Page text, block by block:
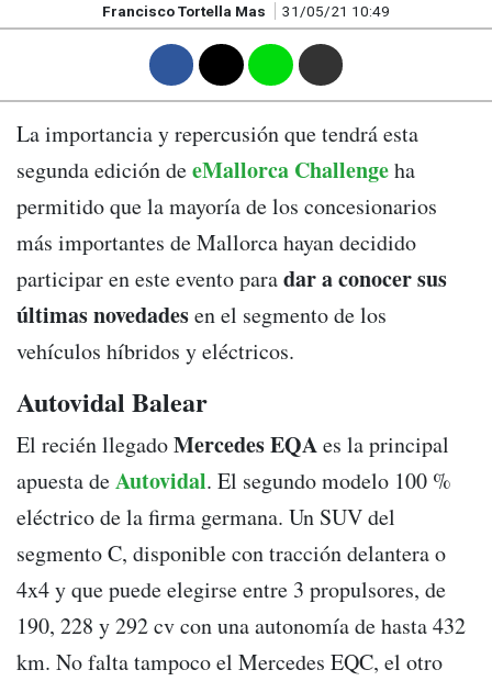
Francisco Tortella Mas 31/05/21 10:49
La importancia y repercusión que tendrá esta
segunda edición deeMallorca Challengeha
permitido que la mayoría de los concesionarios
más importantes de Mallorca hayan decidido
participar en este evento paradar a conocer sus
últimas novedadesen el segmento de los
vehículos híbridos y eléctricos.
Autovidal Balear
El recién llegadoMercedes EQAes la principal
apuesta deAutovidal. El segundo modelo 100 %
eléctrico de la firma germana. Un SUV del
segmento C, disponible con tracción delantera o
4x4 y que puede elegirse entre 3 propulsores, de
190, 228 y 292 cv con una autonomía de hasta 432
km. No falta tampoco el Mercedes EQC, el otro